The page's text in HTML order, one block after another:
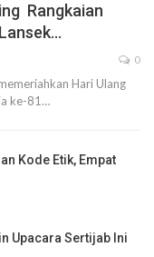
Rangkaian
0
Hari Ulang
ke-81…
Kode Etik, Empat
Upacara Sertijab Ini